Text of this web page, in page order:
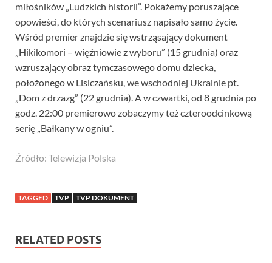
miłośników „Ludzkich historii”. Pokażemy poruszające
opowieści, do których scenariusz napisało samo życie.
Wśród premier znajdzie się wstrząsający dokument
„Hikikomori – więźniowie z wyboru” (15 grudnia) oraz
wzruszający obraz tymczasowego domu dziecka,
położonego w Lisiczańsku, we wschodniej Ukrainie pt.
„Dom z drzazg” (22 grudnia). A w czwartki, od 8 grudnia po
godz. 22:00 premierowo zobaczymy też czteroodcinkową
serię „Bałkany w ogniu”.
Źródło: Telewizja Polska
TAGGED TVP TVP DOKUMENT
RELATED POSTS